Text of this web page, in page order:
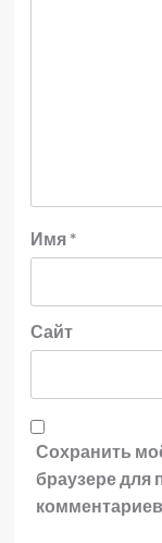
Имя *
Сайт
Сохранить
браузере